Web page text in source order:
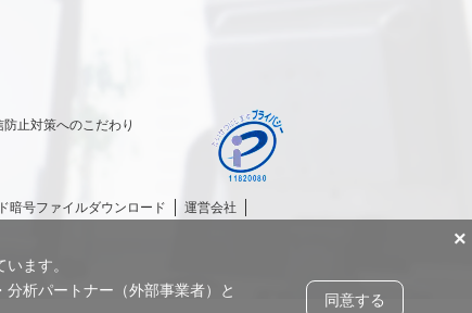
防止対策へのこだわり
暗号ファイルダウンロード
運営会社
×
ます。
析パートナー（外部事業者）と
同意する